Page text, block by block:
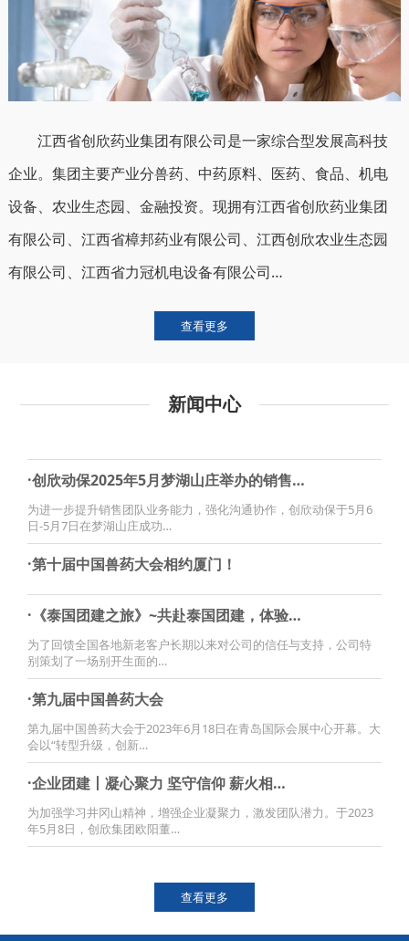
江西省创欣药业集团有限公司是一家综合型发展高科技
企业。集团主要产业分兽药、中药原料、医药、食品、机电
设备、农业生态园、金融投资。现拥有江西省创欣药业集团
有限公司、江西省樟邦药业有限公司、江西创欣农业生态园
有限公司、江西省力冠机电设备有限公司…
查看更多
新闻中心
·创欣动保2025年5月梦湖山庄举办的销售…
为进一步提升销售团队业务能力，强化沟通协作，创欣动保于5月6
日-5月7日在梦湖山庄成功…
·第十届中国兽药大会相约厦门！
·《泰国团建之旅》~共赴泰国团建，体验…
为了回馈全国各地新老客户长期以来对公司的信任与支持，公司特
别策划了一场别开生面的…
·第九届中国兽药大会
第九届中国兽药大会于2023年6月18日在青岛国际会展中心开幕。大
会以“转型升级，创新…
·企业团建丨凝心聚力 坚守信仰 薪火相…
为加强学习井冈山精神，增强企业凝聚力，激发团队潜力。于2023
年5月8日，创欣集团欧阳董…
查看更多